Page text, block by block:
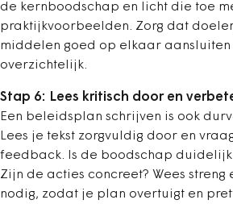
de kernboodschap en licht die toe
praktijkvoorbeelden. Zorg dat
middelen goed op elkaar aansluiten
overzichtelijk.
Stap 6: Lees kritisch door en
Een beleidsplan schrijven is ook
Lees je tekst zorgvuldig door en
feedback. Is de boodschap duidelijk
Zijn de acties concreet? Wees streng
nodig, zodat je plan overtuigt en